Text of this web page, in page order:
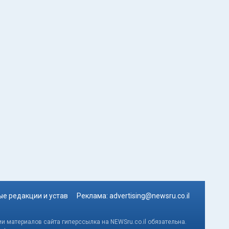
редакции и устав Реклама: advertising@newsru.co.il
сайта гиперссылка на NEWSru.co.il обязательна.